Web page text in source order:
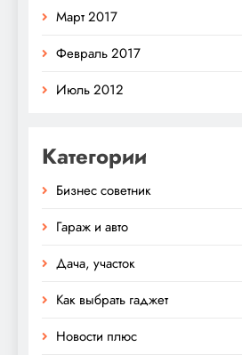
Март 2017
Февраль 2017
Июль 2012
Категории
Бизнес советник
Гараж и авто
Дача, участок
Как выбрать гаджет
Новости плюс